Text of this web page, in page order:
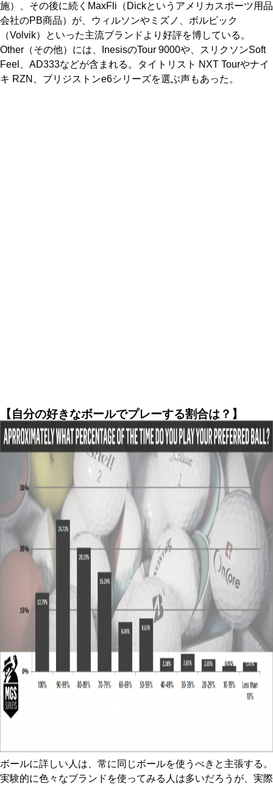
施）、その後に続くMaxFli（Dickというアメリカスポーツ用品
会社のPB商品）が、ウィルソンやミズノ、ボルビック
（Volvik）といった主流ブランドより好評を博している。
Other（その他）には、InesisのTour 9000や、スリクソンSoft
Feel、AD333などが含まれる。タイトリスト NXT Tourやナイ
キ RZN、ブリジストンe6シリーズを選ぶ声もあった。
【自分の好きなボールでプレーする割合は？】
ボールに詳しい人は、常に同じボールを使うべきと主張する。
実験的に色々なブランドを使ってみる人は多いだろうが、実際